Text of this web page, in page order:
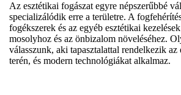
Az esztétikai fogászat egyre népszerűbbé
specializálódik erre a területre. A
fogékszerek és az egyéb esztétikai
mosolyhoz és az önbizalom növeléséhez.
válasszunk, aki tapasztalattal rendelkezik az
terén, és modern technológiákat alkalmaz.